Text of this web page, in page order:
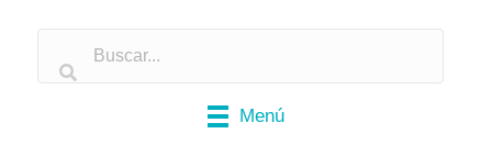
Menú